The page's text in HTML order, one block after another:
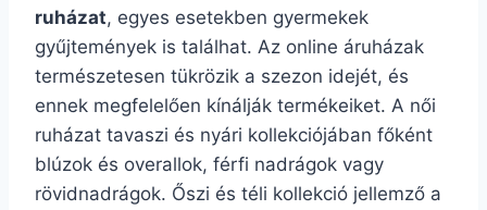
ruházat, egyes esetekben gyermekek
gyűjtemények is találhat. Az online áruházak
természetesen tükrözik a szezon idejét, és
ennek megfelelően kínálják termékeiket. A női
ruházat tavaszi és nyári kollekciójában főként
blúzok és overallok, férfi nadrágok vagy
rövidnadrágok. Őszi és téli kollekció jellemző a